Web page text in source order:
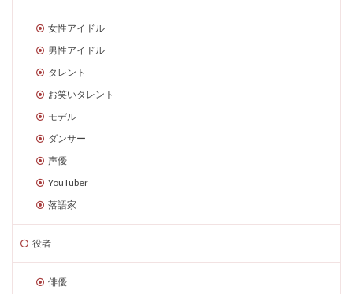
女性アイドル
男性アイドル
タレント
お笑いタレント
モデル
ダンサー
声優
YouTuber
落語家
役者
俳優